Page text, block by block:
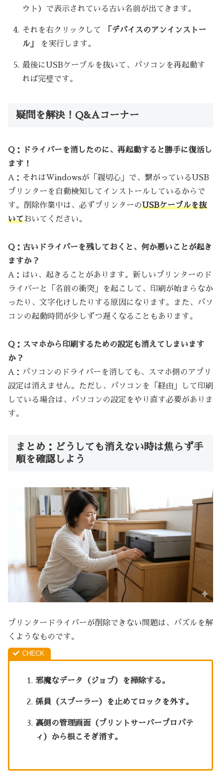
ウト）で表示されている古い名前が出てきます。
それを右クリックして
「デバイスのアンインストー
ル」
を実行します。
最後にUSBケーブルを抜いて、パソコンを再起動す
れば完璧です。
疑問を解決！Q&Aコーナー
Q：ドライバーを消したのに、再起動すると勝手に復活し
ます！
A：それはWindowsが「親切心」で、繋がっているUSB
プリンターを自動検知してインストールしているからで
す。削除作業中は、必ずプリンターのUSBケーブルを抜
いておいてください。
Q：古いドライバーを残しておくと、何か悪いことが起き
ますか？
A：はい、起きることがあります。新しいプリンターのド
ライバーと「名前の衝突」を起こして、印刷が始まらなか
ったり、文字化けしたりする原因になります。また、パソ
コンの起動時間が少しずつ遅くなることもあります。
Q：スマホから印刷するための設定も消えてしまいます
か？
A：パソコンのドライバーを消しても、スマホ側のアプリ
設定は消えません。ただし、パソコンを「経由」して印刷
している場合は、パソコンの設定をやり直す必要がありま
す。
まとめ：どうしても消えない時は焦らず手
順を確認しよう
プリンタードライバーが削除できない問題は、パズルを解
くようなものです。
邪魔なデータ（ジョブ）を掃除する。
係員（スプーラー）を止めてロックを外す。
裏側の管理画面（プリントサーバープロパテ
ィ）から根こそぎ消す。